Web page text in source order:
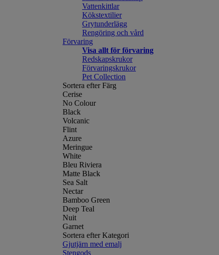
Vattenkittlar
Kökstextilier
Grytunderlägg
Rengöring och vård
Förvaring
Visa allt för förvaring
Redskapskrukor
Förvaringskrukor
Pet Collection
Sortera efter Färg
Cerise
No Colour
Black
Volcanic
Flint
Azure
Meringue
White
Bleu Riviera
Matte Black
Sea Salt
Nectar
Bamboo Green
Deep Teal
Nuit
Garnet
Sortera efter Kategori
Gjutjärn med emalj
Stengods